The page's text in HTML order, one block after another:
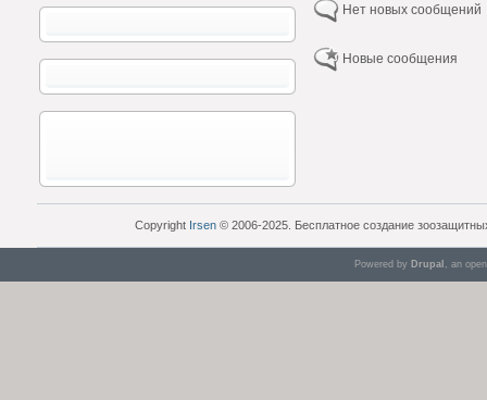
Нет новых сообщений
Новые сообщения
Copyright Irsen © 2006-2025. Бесплатное создание
Powered by Drupal , an